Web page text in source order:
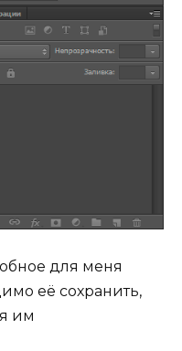
для меня
её сохранить,
им